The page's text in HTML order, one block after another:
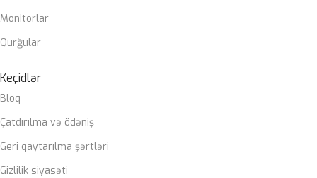
Monitorlar
Qurğular
Keçidlər
Bloq
Çatdırılma və ödəniş
Geri qaytarılma şərtləri
Gizlilik siyasəti